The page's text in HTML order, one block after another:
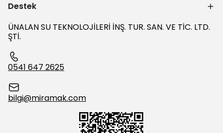
Destek
ÜNALAN SU TEKNOLOJİLERİ İNŞ. TUR. SAN. VE TİC. LTD.
ŞTİ.
0541 647 2625
bilgi@miramak.com